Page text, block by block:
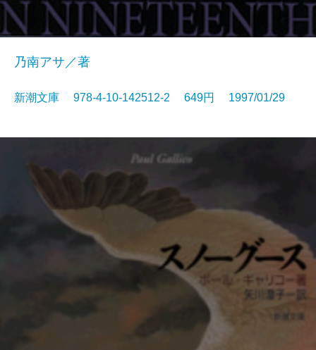
乃南アサ／著
新潮文庫 978-4-10-142512-2 649円 1997/01/29